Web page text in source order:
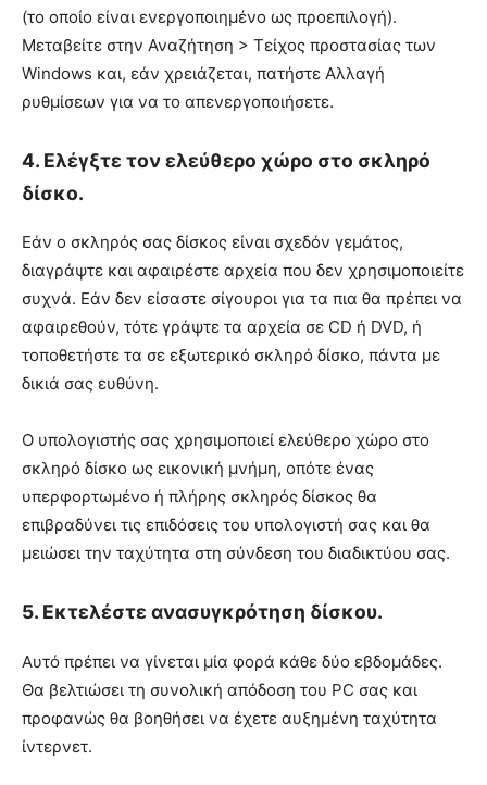
(το οποίο είναι ενεργοποιημένο ως προεπιλογή).
Μεταβείτε στην Αναζήτηση > Τείχος προστασίας των
Windows και, εάν χρειάζεται, πατήστε Αλλαγή
ρυθμίσεων για να το απενεργοποιήσετε.
4. Ελέγξτε τον ελεύθερο χώρο στο σκληρό
δίσκο.
Εάν ο σκληρός σας δίσκος είναι σχεδόν γεμάτος,
διαγράψτε και αφαιρέστε αρχεία που δεν χρησιμοποιείτε
συχνά. Εάν δεν είσαστε σίγουροι για τα πια θα πρέπει να
αφαιρεθούν, τότε γράψτε τα αρχεία σε CD ή DVD, ή
τοποθετήστε τα σε εξωτερικό σκληρό δίσκο, πάντα με
δικιά σας ευθύνη.
Ο υπολογιστής σας χρησιμοποιεί ελεύθερο χώρο στο
σκληρό δίσκο ως εικονική μνήμη, οπότε ένας
υπερφορτωμένο ή πλήρης σκληρός δίσκος θα
επιβραδύνει τις επιδόσεις του υπολογιστή σας και θα
μειώσει την ταχύτητα στη σύνδεση του διαδικτύου σας.
5. Εκτελέστε ανασυγκρότηση δίσκου.
Αυτό πρέπει να γίνεται μία φορά κάθε δύο εβδομάδες.
Θα βελτιώσει τη συνολική απόδοση του PC σας και
προφανώς θα βοηθήσει να έχετε αυξημένη ταχύτητα
ίντερνετ.